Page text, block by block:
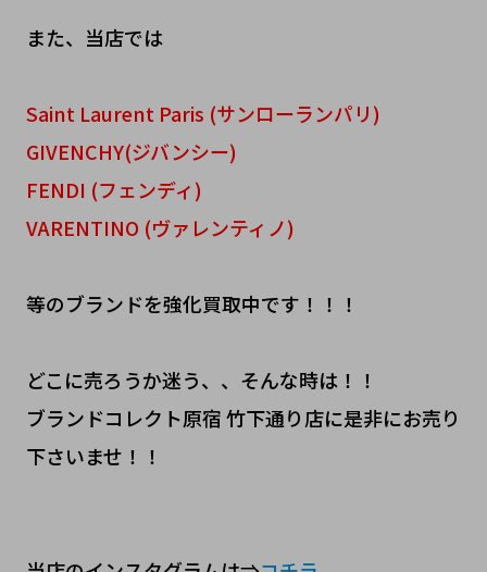
また、当店では
Saint Laurent Paris (サンローランパリ)
GIVENCHY(ジバンシー)
FENDI (フェンディ)
VARENTINO (ヴァレンティノ)
等のブランドを強化買取中です！！！
どこに売ろうか迷う、、そんな時は！！
ブランドコレクト原宿 竹下通り店に是非にお売り
下さいませ！！